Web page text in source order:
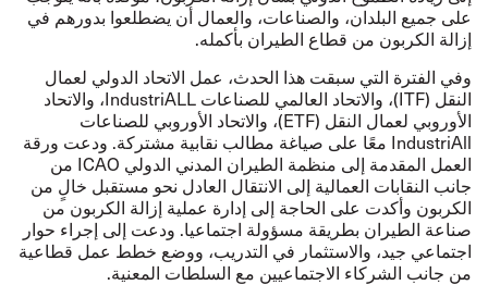
على جميع البلدان، والصناعات، والعمال أن يضطلعوا بدورهم في
إزالة الكربون من قطاع الطيران بأكمله.
وفي الفترة التي سبقت هذا الحدث، عمل الاتحاد الدولي لعمال
النقل (ITF‏)، والاتحاد العالمي للصناعات IndustriALL، والاتحاد
الأوروبي لعمال النقل (ETF‏)، والاتحاد الأوروبي للصناعات
IndustriAll معًا على صياغة مطالب نقابية مشتركة. ودعت ورقة
العمل المقدمة إلى منظمة الطيران المدني الدولي ICAO من
جانب النقابات العمالية إلى الانتقال العادل نحو مستقبل خالٍ من
الكربون وأكدت على الحاجة إلى إدارة عملية إزالة الكربون من
صناعة الطيران بطريقة مسؤولة اجتماعيا. ودعت إلى إجراء حوار
اجتماعي جيد، والاستثمار في التدريب، ووضع خطط عمل قطاعية
من جانب الشركاء الاجتماعيين مع السلطات المعنية.